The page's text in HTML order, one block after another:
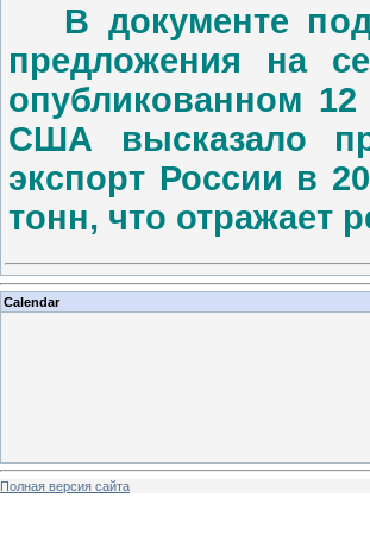
В документе под
предложения на
опубликованном 12
США высказало
экспорт России в
тонн, что отражает
Calendar
Полная версия сайта